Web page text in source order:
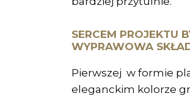
SERCEM PROJEKTU
WYPRAWOWA
Pierwszej w formie
eleganckim kolorze